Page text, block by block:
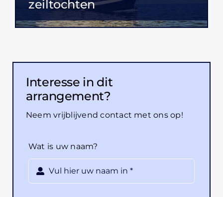
zeiltochten
Interesse in dit
arrangement?
Neem vrijblijvend contact met ons op!
Wat is uw naam?